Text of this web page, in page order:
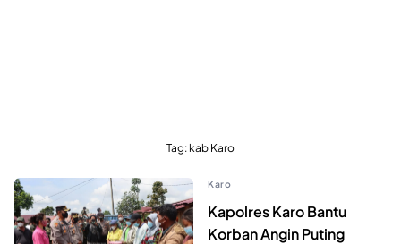
Tag: kab Karo
Karo
Kapolres Karo Bantu
Korban Angin Puting